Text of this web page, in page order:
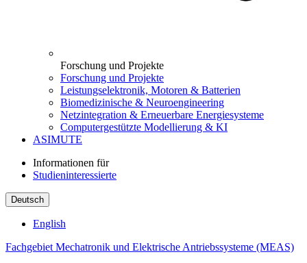
Forschung und Projekte
Forschung und Projekte
Leistungselektronik, Motoren & Batterien
Biomedizinische & Neuroengineering
Netzintegration & Erneuerbare Energiesysteme
Computergestützte Modellierung & KI
ASIMUTE
Informationen für
Studieninteressierte
Deutsch
English
Fachgebiet Mechatronik und Elektrische Antriebssysteme (MEAS)